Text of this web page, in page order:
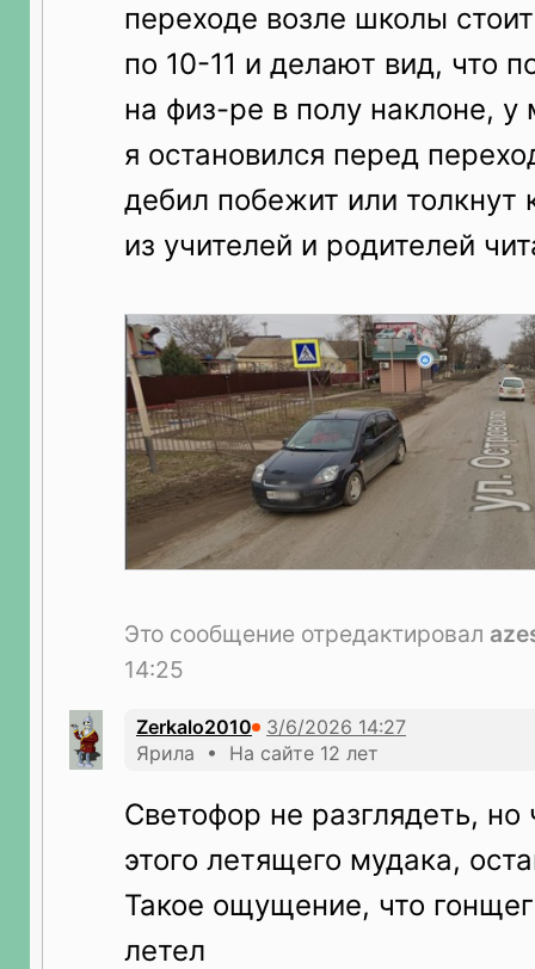
переходе возле школы
по 10-11 и делают вид, что
на физ-ре в полу наклоне, у
я остановился перед
дебил побежит или толкнут
из учителей и родителей
Это сообщение отредактировал
14:25
Zerkalo2010
Ярила • На сайте 12 лет
Светофор не разглядеть, но
этого летящего мудака,
Такое ощущение, что
летел